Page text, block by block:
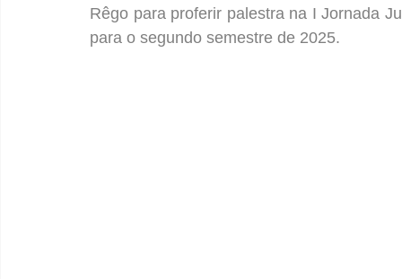
Rêgo para proferir palestra na I Jornada
para o segundo semestre de 2025.